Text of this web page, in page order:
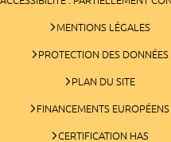
MENTIONS LÉGALES
PROTECTION DES DONNÉES
PLAN DU SITE
FINANCEMENTS EUROPÉENS
CERTIFICATION HAS